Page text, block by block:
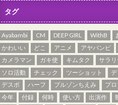
タグ
Ayabambi CM DEEP GIRL WithB
かわいい
どこ アニメ アヤバンビ
カメラマン
ガキ使 キムタク
サラ
ソロ活動
チェック ツーショット
デスボ
ハーフ ブルゾンちえみ プロ
今年
付録 何時 使い方 出演作